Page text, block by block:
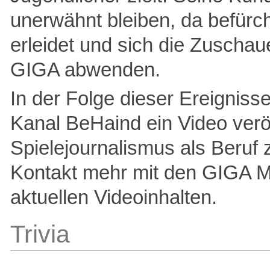
unerwähnt bleiben, da
erleidet und sich die
GIGA abwenden.
In der Folge dieser
Kanal BeHaind ein Video
Spielejournalismus als Beruf
Kontakt mehr mit den GIGA
aktuellen Videoinhalten.
Trivia